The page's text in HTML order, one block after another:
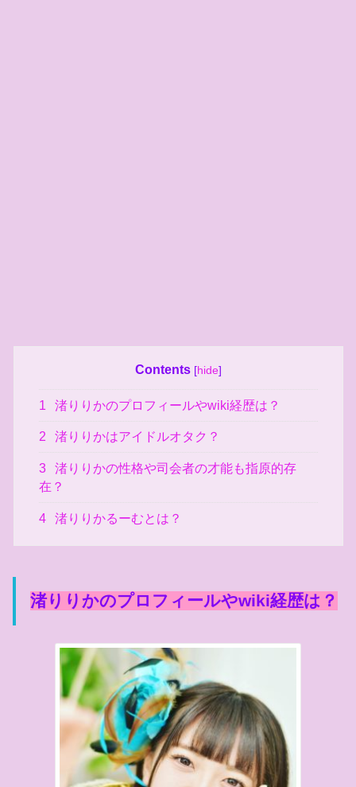
Contents [hide]
1 渚りりかのプロフィールやwiki経歴は？
2 渚りりかはアイドルオタク？
3
渚りりかの性格や司会者の才能も指原的存
在？
4 渚りりかるーむとは？
渚りりかのプロフィールやwiki経歴は？